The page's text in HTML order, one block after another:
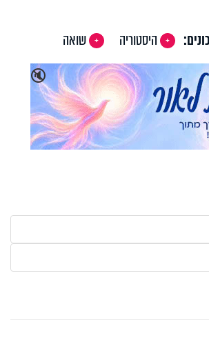
היסטוריה
שואה
🔇